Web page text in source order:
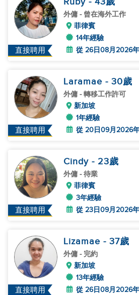
直接聘用
外傭 - 曾在海外工作
菲律賓
14年經驗
從 26日08月2026
直接聘用
Laramae - 30歲
外傭 - 轉移工作許可
新加坡
1年經驗
從 20日09月2026
直接聘用
Cindy - 23歲
外傭 - 待業
菲律賓
3年經驗
從 23日09月2026
直接聘用
Lizamae - 37歲
外傭 - 完約
新加坡
13年經驗
從 26日08月2026